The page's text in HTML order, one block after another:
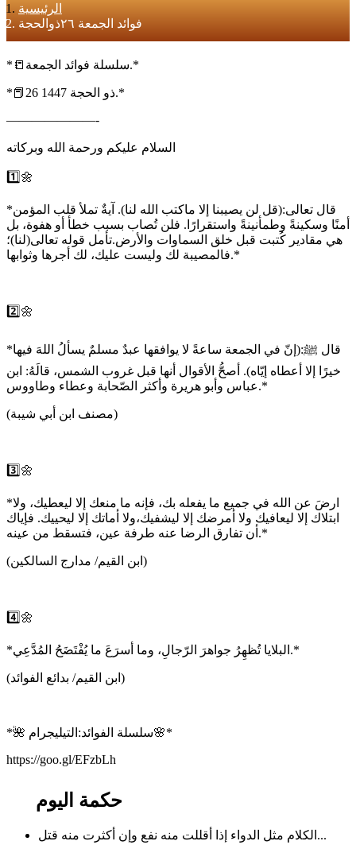
الرئيسية
فوائد الجمعة ٢٦ذوالحجة
*📒سلسلة فوائد الجمعة.*
*📕26 ذو الحجة 1447.*
———————-
السلام عليكم ورحمة الله وبركاته
1️⃣🌼
*قال تعالى:(قل لن يصيبنا إلا ماكتب الله لنا). آيةٌ تملأ قلب المؤمن
أمنًا وسكينةً وطمأنينةً واستقرارًا. فلن تُصاب بسبب خطأ أو هفوة، بل
هي مقادير كُتبت قبل خلق السماوات والأرض.تأمل قوله تعالى(لنا)؛
فالمصيبة لك وليست عليك، لك أجرها وثوابها.*
2️⃣🌼
*قال ﷺ:(إنّ في الجمعة ساعةً ﻻ يوافقها عبدٌ مسلمٌ يسألُ اللهَ فيها
خيرًا إلا أعطاه إيّاه). أصحُّ اﻷقوال أنها قبل غروب الشمس، قالَهُ: ابن
عباس وأبو هريرة وأكثر الصّحابة وعطاء وطاووس.*
(مصنف ابن أبي شيبة)
3️⃣🌼
*اﺭﺽَ ﻋﻦ اﻟﻠﻪ ﻓﻲ ﺟﻤﻴﻊ ﻣﺎ ﻳﻔﻌﻠﻪ ﺑﻚ، ﻓﺈﻧﻪ ﻣﺎ ﻣﻨﻌﻚ ﺇﻻ ﻟﻴﻌﻄﻴﻚ، ﻭﻻ
اﺑﺘﻼﻙ ﺇﻻ ﻟﻴﻌﺎﻓﻴﻚ ﻭﻻ ﺃﻣﺮﺿﻚ ﺇﻻ ﻟﻴﺸﻔﻴﻚ،ﻭﻻ ﺃﻣﺎﺗﻚ ﺇﻻ ﻟﻴﺤﻴﻴﻚ. ﻓﺈﻳﺎﻙ
ﺃﻥ ﺗﻔﺎﺭﻕ اﻟﺮﺿﺎ ﻋﻨﻪ ﻃﺮﻓﺔ ﻋﻴﻦ، ﻓﺘﺴﻘﻂ ﻣﻦ ﻋﻴﻨﻪ.*
(ابن القيم/ مدارج السالكين)
4️⃣🌼
*البلايا تُظهِرُ جواهرَ الرّجالِ، وما أسرَعَ ما يُفْتَضَحُ المُدَّعِي.*
(ابن القيم/ بدائع الفوائد)
*🌺 سلسلة الفوائد:التيليجرام🌸*
https://goo.gl/EFzbLh
حكمة اليوم
الكلام مثل الدواء إذا أقللت منه نفع وإن أكثرت منه قتل...